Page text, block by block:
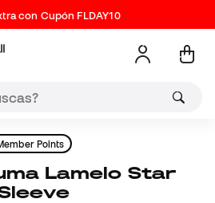
con Cupón FLDAY10
Points